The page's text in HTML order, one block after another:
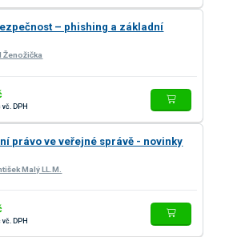
– phishing a základní
Ženožička
vč. DPH
právo ve veřejné správě - novinky
Malý LL.M.
vč. DPH